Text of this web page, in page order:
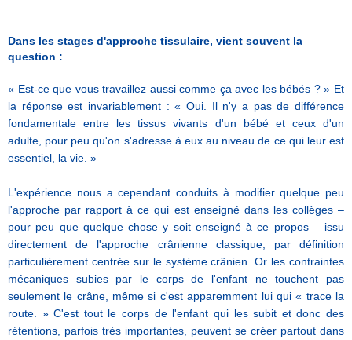
Dans les stages d'approche tissulaire, vient souvent la
question :
« Est-ce que vous travaillez aussi comme ça avec les bébés ? » Et
la réponse est invariablement : « Oui. Il n'y a pas de différence
fondamentale entre les tissus vivants d'un bébé et ceux d'un
adulte, pour peu qu'on s'adresse à eux au niveau de ce qui leur est
essentiel, la vie. »
L'expérience nous a cependant conduits à modifier quelque peu
l'approche par rapport à ce qui est enseigné dans les collèges –
pour peu que quelque chose y soit enseigné à ce propos – issu
directement de l'approche crânienne classique, par définition
particulièrement centrée sur le système crânien. Or les contraintes
mécaniques subies par le corps de l'enfant ne touchent pas
seulement le crâne, même si c'est apparemment lui qui « trace la
route. » C'est tout le corps de l'enfant qui les subit et donc des
rétentions, parfois très importantes, peuvent se créer partout dans